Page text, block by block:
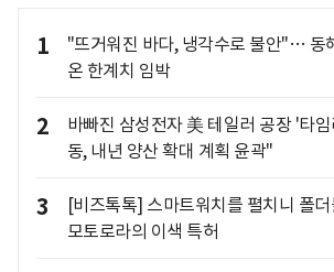
1
"뜨거워진 바다, 냉각수로 불안"… 동
온 한계치 임박
2
바빠진 삼성전자 美 테일러 공장 '타
동, 내년 양산 확대 계획 윤곽"
3
[비즈톡톡] 스마트워치를 펼치니 폴
모토로라의 이색 특허